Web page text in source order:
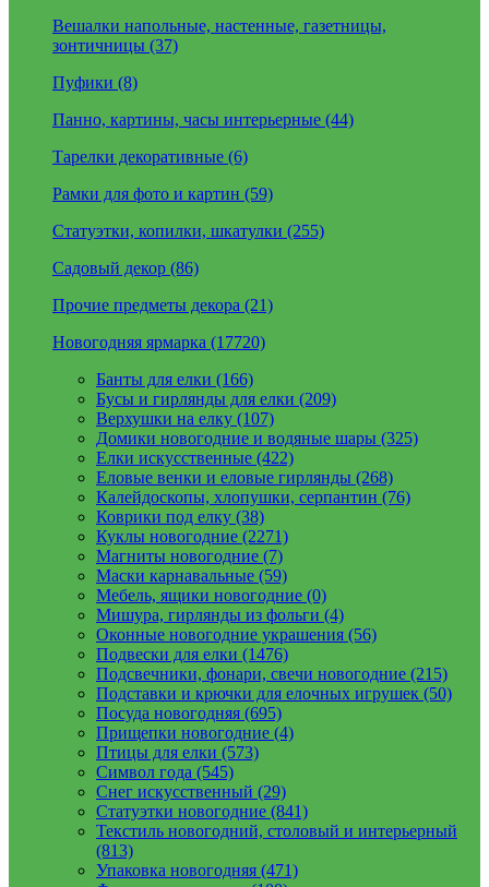
Вешалки напольные, настенные, газетницы,
зонтичницы (37)
Пуфики (8)
Панно, картины, часы интерьерные (44)
Тарелки декоративные (6)
Рамки для фото и картин (59)
Статуэтки, копилки, шкатулки (255)
Садовый декор (86)
Прочие предметы декора (21)
Новогодняя ярмарка (17720)
Банты для елки (166)
Бусы и гирлянды для елки (209)
Верхушки на елку (107)
Домики новогодние и водяные шары (325)
Елки искусственные (422)
Еловые венки и еловые гирлянды (268)
Калейдоскопы, хлопушки, серпантин (76)
Коврики под елку (38)
Куклы новогодние (2271)
Магниты новогодние (7)
Маски карнавальные (59)
Мебель, ящики новогодние (0)
Мишура, гирлянды из фольги (4)
Оконные новогодние украшения (56)
Подвески для елки (1476)
Подсвечники, фонари, свечи новогодние (215)
Подставки и крючки для елочных игрушек (50)
Посуда новогодняя (695)
Прищепки новогодние (4)
Птицы для елки (573)
Символ года (545)
Снег искусственный (29)
Статуэтки новогодние (841)
Текстиль новогодний, столовый и интерьерный
(813)
Упаковка новогодняя (471)